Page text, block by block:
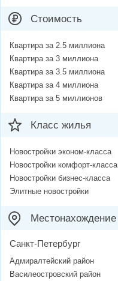
Стоимость
Квартира за 2.5 миллиона
Квартира за 3 миллиона
Квартира за 3.5 миллиона
Квартира за 4 миллиона
Квартира за 5 миллионов
Класс жилья
Новостройки эконом-класса
Новостройки комфорт-класса
Новостройки бизнес-класса
Элитные новостройки
Местонахождение
Санкт-Петербург
Адмиралтейский район
Василеостровский район